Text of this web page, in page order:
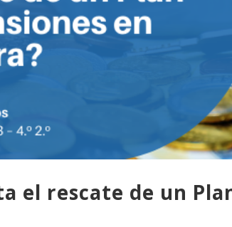
el rescate de un